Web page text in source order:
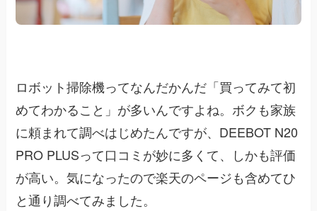
ロボット掃除機ってなんだかんだ「買ってみて初
めてわかること」が多いんですよね。ボクも家族
に頼まれて調べはじめたんですが、DEEBOT N20
PRO PLUSって口コミが妙に多くて、しかも評価
が高い。気になったので楽天のページも含めてひ
と通り調べてみました。